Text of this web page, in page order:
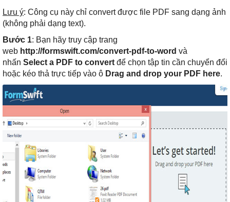
Lưu ý: Công cụ này chỉ convert được file PDF sang dạng ảnh
(không phải dạng text).
Bước 1: Bạn hãy truy cập trang
web http://formswift.com/convert-pdf-to-word và
nhấn Select a PDF to convert để chọn tập tin cần chuyển đổi
hoặc kéo thả trực tiếp vào ô Drag and drop your PDF here.